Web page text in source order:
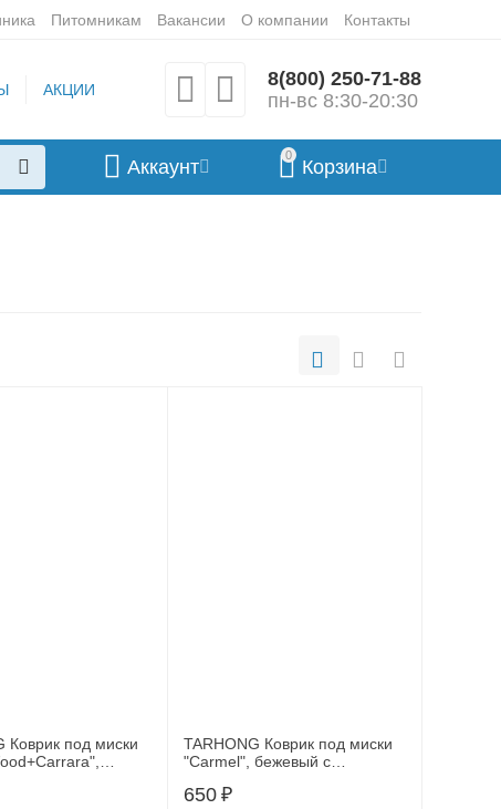
Питомникам Вакансии О компании Контакты
АКЦИИ
8(800) 250-71-88
пн-вс 8:30-20:30
0
Корзина
Аккаунт
Коврик под миски
TARHONG Коврик под миски
"Carmel", бежевый с
650 ₽